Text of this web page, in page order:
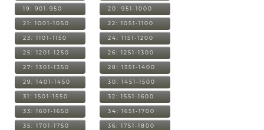
19: 901-950 20: 951-1000
21: 1001-1050 22: 1051-1100
23: 1101-1150 24: 1151-1200
25: 1201-1250 26: 1251-1300
27: 1301-1350 28: 1351-1400
29: 1401-1450 30: 1451-1500
31: 1501-1550 32: 1551-1600
33: 1601-1650 34: 1651-1700
35: 1701-1750 36: 1751-1800